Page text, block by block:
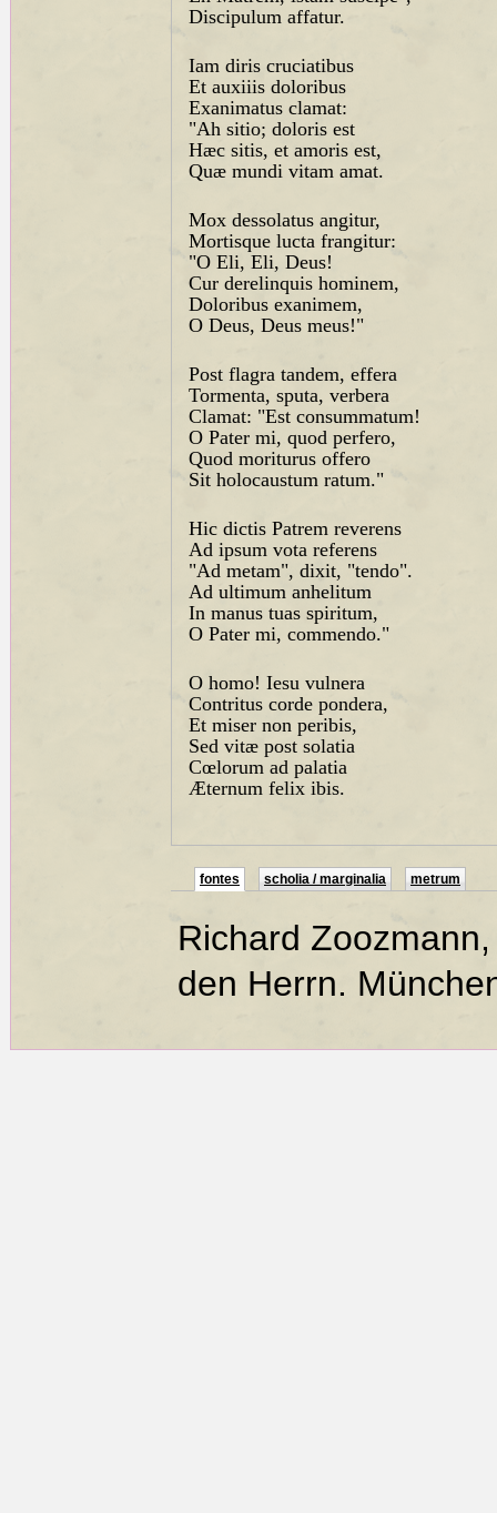
Discipulum affatur.
Iam diris cruciatibus
Et auxiiis doloribus
Exanimatus clamat:
"Ah sitio; doloris est
Hæc sitis, et amoris est,
Quæ mundi vitam amat.
Mox dessolatus angitur,
Mortisque lucta frangitur:
"O Eli, Eli, Deus!
Cur derelinquis hominem,
Doloribus exanimem,
O Deus, Deus meus!"
Post flagra tandem, effera
Tormenta, sputa, verbera
Clamat: "Est consummatum!
O Pater mi, quod perfero,
Quod moriturus offero
Sit holocaustum ratum."
Hic dictis Patrem reverens
Ad ipsum vota referens
"Ad metam", dixit, "tendo".
Ad ultimum anhelitum
In manus tuas spiritum,
O Pater mi, commendo."
O homo! Iesu vulnera
Contritus corde pondera,
Et miser non peribis,
Sed vitæ post solatia
Cœlorum ad palatia
Æternum felix ibis.
fontes scholia / marginalia metrum
Richard
den Herrn.